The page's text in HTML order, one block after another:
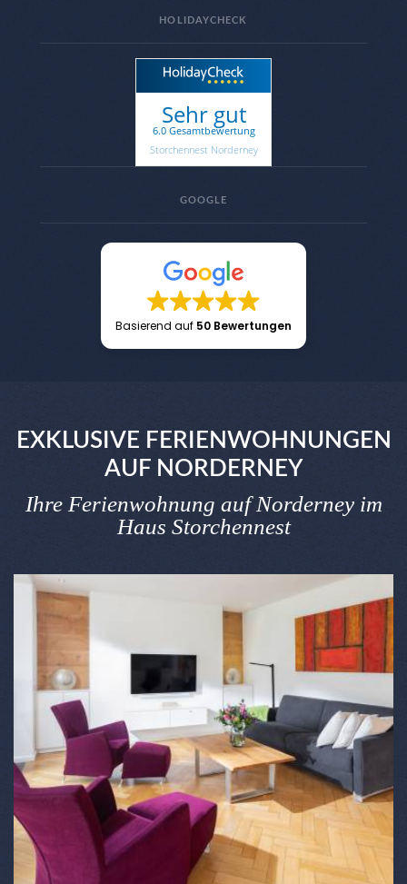
HOLIDAYCHECK
Sehr gut
6.0 Gesamtbewertung
Storchennest Norderney
GOOGLE
Basierend auf 50 Bewertungen
EXKLUSIVE FERIENWOHNUNGEN
AUF NORDERNEY
Ihre Ferienwohnung auf Norderney im
Haus Storchennest